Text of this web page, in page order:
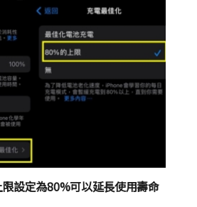
設定為80%可以延長使用壽命